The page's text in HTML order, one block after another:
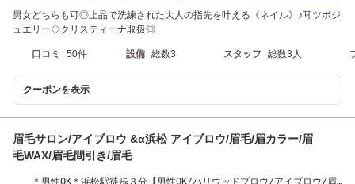
男女どちらも可◎上品で洗練された大人の指先を叶える《ネイル》♪耳ツボジ
ュエリー◇クリスティーナ取扱◎
口コミ 50件 設備 総数3 スタッフ 総数3人
クーポンを表示
眉毛サロン/アイブロウ &α浜松 アイブロウ/眉毛/眉カラー/眉
毛WAX/眉毛間引き/眉毛
＊男性OK＊浜松駅徒歩３分【男性OK/ハリウッドブロウ/アイブロウ/眉